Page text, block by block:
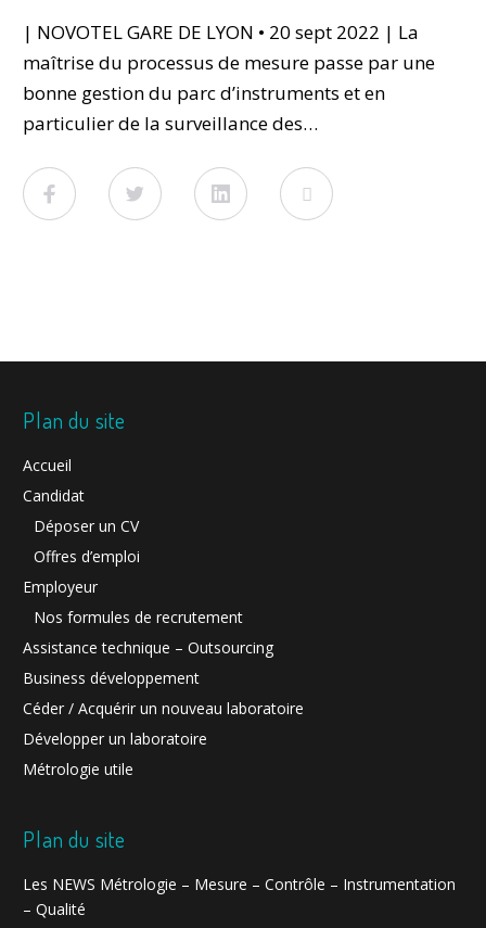
| NOVOTEL GARE DE LYON • 20 sept 2022 | La
maîtrise du processus de mesure passe par une
bonne gestion du parc d’instruments et en
particulier de la surveillance des…
FacebookTwitter LinkedIn Viadeo
Plan du site
Accueil
Candidat
Déposer un CV
Offres d’emploi
Employeur
Nos formules de recrutement
Assistance technique – Outsourcing
Business développement
Céder / Acquérir un nouveau laboratoire
Développer un laboratoire
Métrologie utile
Plan du site
Les NEWS Métrologie – Mesure – Contrôle – Instrumentation
– Qualité